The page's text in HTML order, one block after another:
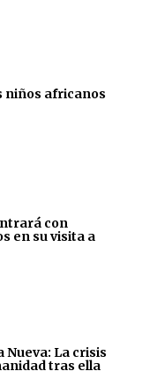
niños africanos
con
en su visita a
Nueva: La crisis
tras ella